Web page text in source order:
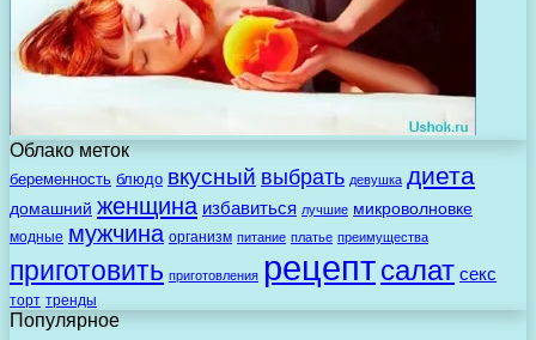
Облако меток
беременность блюдо вкусный выбрать девушка диета
домашний женщина избавиться лучшие микроволновке
модные мужчина организм питание платье преимущества
приготовить приготовления рецептсалат секс
торт тренды
Популярное